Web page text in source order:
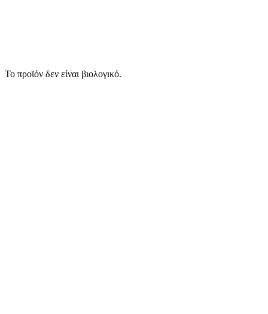
Το προϊόν δεν είναι βιολογικό.